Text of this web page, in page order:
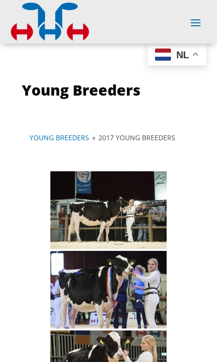
NL
Young Breeders
YOUNG BREEDERS » 2017 YOUNG BREEDERS